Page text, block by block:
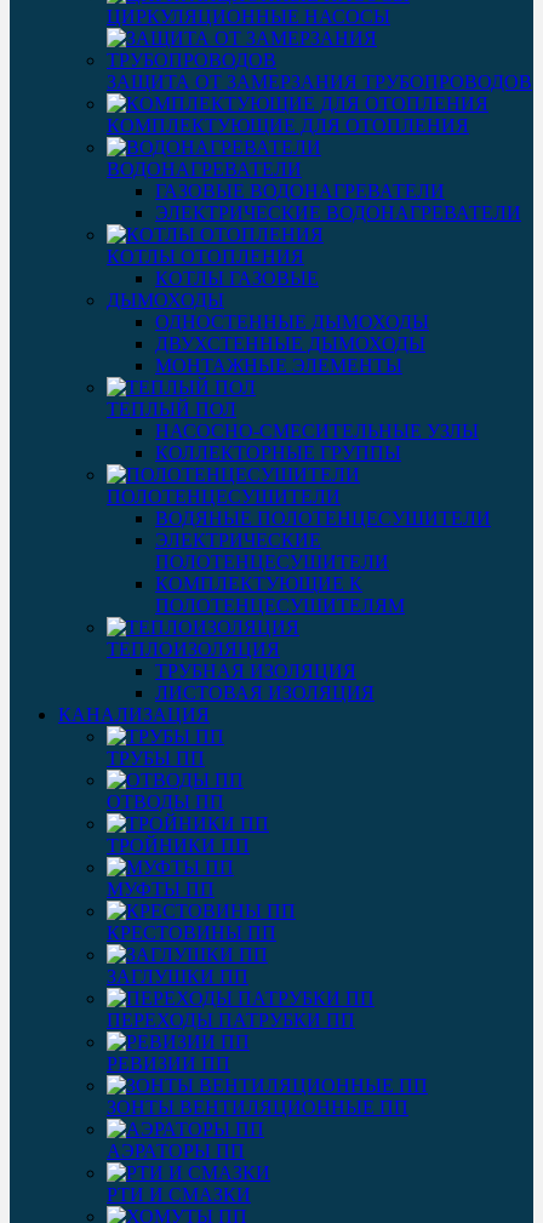
ЦИРКУЛЯЦИОННЫЕ НАСОСЫ
ЗАЩИТА ОТ ЗАМЕРЗАНИЯ ТРУБОПРОВОДОВ
КОМПЛЕКТУЮЩИЕ ДЛЯ ОТОПЛЕНИЯ
ВОДОНАГРЕВАТЕЛИ
ГАЗОВЫЕ ВОДОНАГРЕВАТЕЛИ
ЭЛЕКТРИЧЕСКИЕ ВОДОНАГРЕВАТЕЛИ
КОТЛЫ ОТОПЛЕНИЯ
КОТЛЫ ГАЗОВЫЕ
ДЫМОХОДЫ
ОДНОСТЕННЫЕ ДЫМОХОДЫ
ДВУХСТЕННЫЕ ДЫМОХОДЫ
МОНТАЖНЫЕ ЭЛЕМЕНТЫ
ТЕПЛЫЙ ПОЛ
НАСОСНО-СМЕСИТЕЛЬНЫЕ УЗЛЫ
КОЛЛЕКТОРНЫЕ ГРУППЫ
ПОЛОТЕНЦЕСУШИТЕЛИ
ВОДЯНЫЕ ПОЛОТЕНЦЕСУШИТЕЛИ
ЭЛЕКТРИЧЕСКИЕ
ПОЛОТЕНЦЕСУШИТЕЛИ
КОМПЛЕКТУЮЩИЕ К
ПОЛОТЕНЦЕСУШИТЕЛЯМ
ТЕПЛОИЗОЛЯЦИЯ
ТРУБНАЯ ИЗОЛЯЦИЯ
ЛИСТОВАЯ ИЗОЛЯЦИЯ
КАНАЛИЗАЦИЯ
ТРУБЫ ПП
ОТВОДЫ ПП
ТРОЙНИКИ ПП
МУФТЫ ПП
КРЕСТОВИНЫ ПП
ЗАГЛУШКИ ПП
ПЕРЕХОДЫ ПАТРУБКИ ПП
РЕВИЗИИ ПП
ЗОНТЫ ВЕНТИЛЯЦИОННЫЕ ПП
АЭРАТОРЫ ПП
РТИ И СМАЗКИ